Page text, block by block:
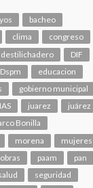
bacheo
clima
congreso
destilichadero
DIF
Dspm
educacion
gobierno municipal
juarez
juárez
Bonilla
morena
mujeres
obras paam
pan
seguridad